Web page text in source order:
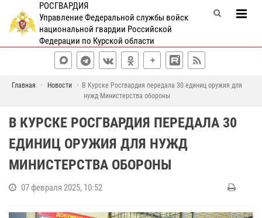
РОСГВАРДИЯ
Управление Федеральной службы войск
национальной гвардии Российской
Федерации по Курской области
Главная Новости
В Курске Росгвардия передала 30 единиц оружия для
нужд Министерства обороны
В КУРСКЕ РОСГВАРДИЯ ПЕРЕДАЛА 30
ЕДИНИЦ ОРУЖИЯ ДЛЯ НУЖД
МИНИСТЕРСТВА ОБОРОНЫ
07 февраля 2025, 10:52